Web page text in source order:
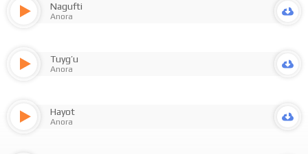
Nagufti
Anora
Tuyg’u
Anora
Hayot
Anora